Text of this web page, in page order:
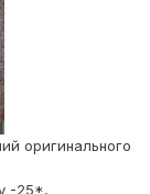
оригинального
-25*,